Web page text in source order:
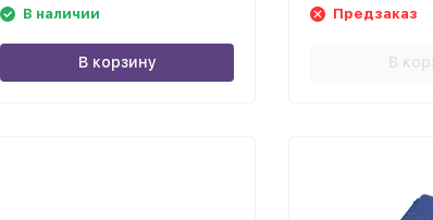
В наличии
В корзину
Предзаказ
В